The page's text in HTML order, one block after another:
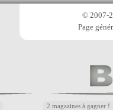
© 2007-
Page
2 magazines à gagner !